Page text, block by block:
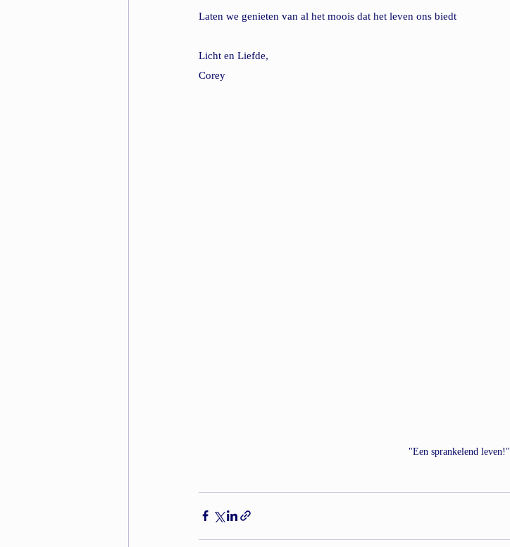
Laten we genieten van al het moois dat het leven ons biedt
Licht en Liefde,
Corey
"Een sprankelend leven!"